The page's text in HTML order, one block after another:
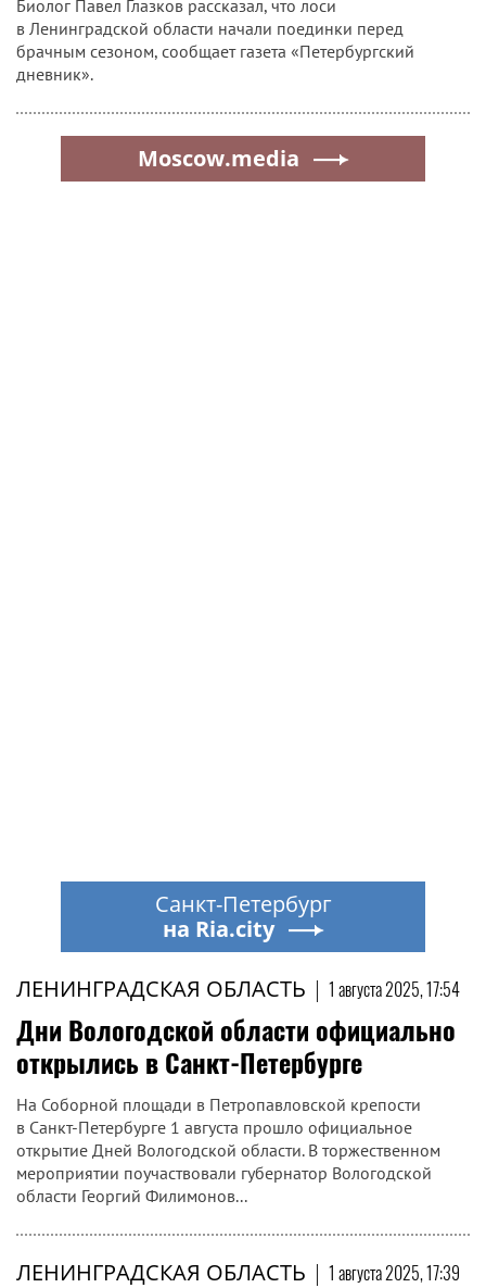
Биолог Павел Глазков рассказал, что лоси
в Ленинградской области начали поединки перед
брачным сезоном, сообщает газета «Петербургский
дневник».
ЛЕНИНГРАДСКАЯ ОБЛАСТЬ | 1 августа 2025, 17:54
Дни Вологодской области официально
открылись в Санкт-Петербурге
На Соборной площади в Петропавловской крепости
в Санкт-Петербурге 1 августа прошло официальное
открытие Дней Вологодской области. В торжественном
мероприятии поучаствовали губернатор Вологодской
области Георгий Филимонов...
ЛЕНИНГРАДСКАЯ ОБЛАСТЬ | 1 августа 2025, 17:39
Moscow.media
Санкт-Петербург
на Ria.city